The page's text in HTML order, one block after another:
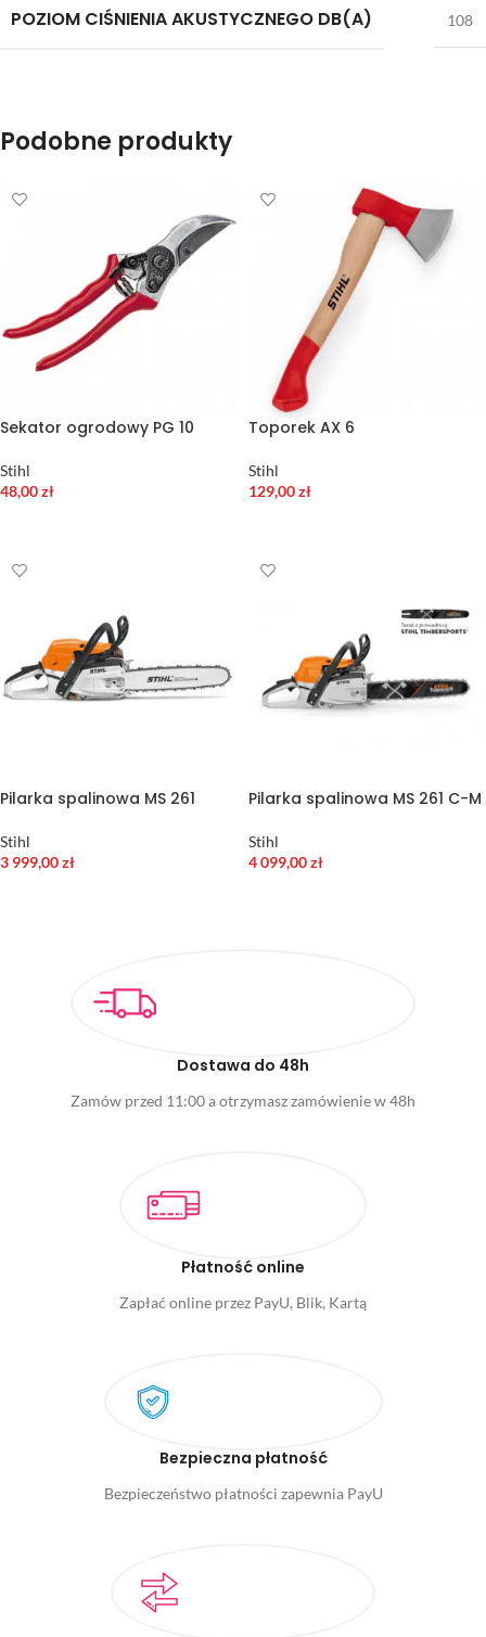
POZIOM CIŚNIENIA AKUSTYCZNEGO DB(A) 108
Podobne produkty
Sekator ogrodowy PG 10
Stihl
48,00zł
Toporek AX 6
Stihl
129,00zł
Pilarka spalinowa MS 261
Stihl
3 999,00zł
Pilarka spalinowa MS 261 C-M
Stihl
4 099,00zł
Dostawa do 48h
Zamów przed 11:00 a otrzymasz zamówienie w 48h
Płatność online
Zapłać online przez PayU, Blik, Kartą
Bezpieczna płatność
Bezpieczeństwo płatności zapewnia PayU